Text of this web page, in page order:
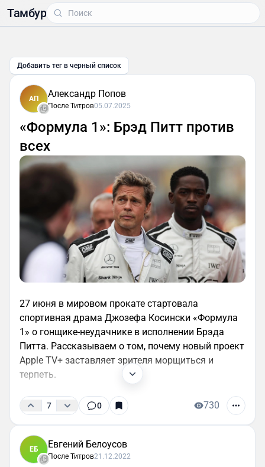
Тамбур
Добавить тег в черный список
АП Александр Попов
После Титров05.07.2025
«Формула 1»: Брэд Питт против
всех
27 июня в мировом прокате стартовала
спортивная драма Джозефа Косински «Формула
1» о гонщике-неудачнике в исполнении Брэда
Питта. Рассказываем о том, почему новый проект
Apple TV+ заставляет зрителя морщиться и
терпеть.
7 0 730
ЕБ Евгений Белоусов
После Титров21.12.2022